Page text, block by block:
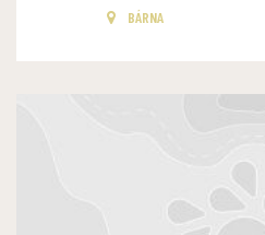
BÁRNA